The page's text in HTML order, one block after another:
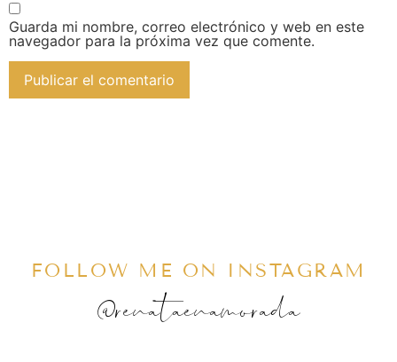
Guarda mi nombre, correo electrónico y web en este
navegador para la próxima vez que comente.
FOLLOW ME ON INSTAGRAM
@renataenamorada